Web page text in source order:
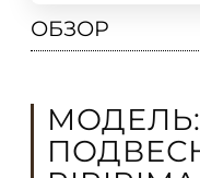
ОБЗОР